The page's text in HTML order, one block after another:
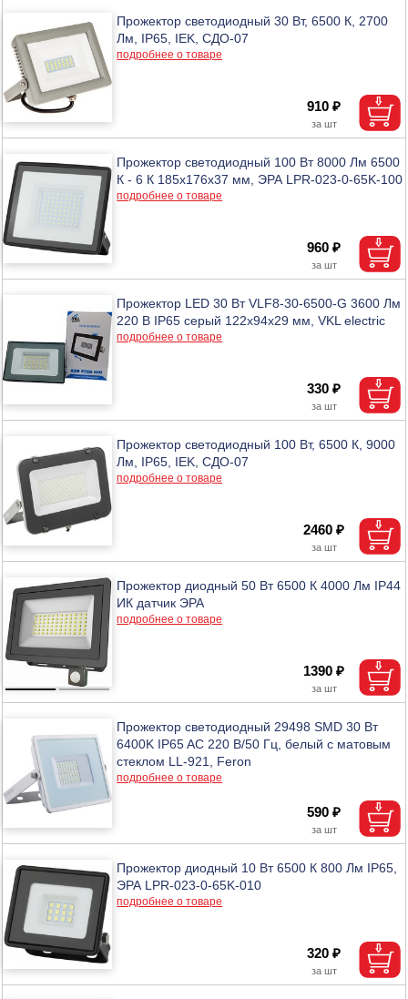
Прожектор светодиодный 30 Вт, 6500 К, 2700
Лм, IP65, IEK, СДО-07
подробнее о товаре
910 ₽
Прожектор светодиодный 100 Вт 8000 Лм 6500
К - 6 К 185х176х37 мм, ЭРА LPR-023-0-65K-100
подробнее о товаре
960 ₽
Прожектор LED 30 Вт VLF8-30-6500-G 3600 Лм
220 В IP65 серый 122х94х29 мм, VKL electric
подробнее о товаре
330 ₽
Прожектор светодиодный 100 Вт, 6500 К, 9000
Лм, IP65, IEK, СДО-07
подробнее о товаре
2460 ₽
Прожектор диодный 50 Вт 6500 К 4000 Лм IP44
ИК датчик ЭРА
подробнее о товаре
1390 ₽
Прожектор светодиодный 29498 SMD 30 Вт
6400K IP65 AC 220 В/50 Гц, белый с матовым
стеклом LL-921, Feron
подробнее о товаре
590 ₽
Прожектор диодный 10 Вт 6500 К 800 Лм IP65,
ЭРА LPR-023-0-65K-010
подробнее о товаре
320 ₽